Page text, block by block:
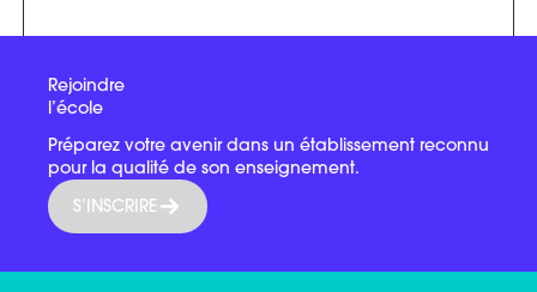
Rejoindre
l’école
Préparez votre avenir dans un établissement reconnu
pour la qualité de son enseignement.
S’INSCRIRE